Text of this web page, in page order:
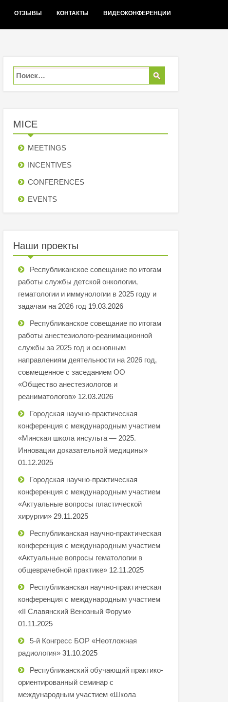
ОТЗЫВЫ КОНТАКТЫ ВИДЕОКОНФЕРЕНЦИИ
MICE
MEETINGS
INCENTIVES
СONFERENCES
EVENTS
Наши проекты
Республиканское совещание по итогам
работы службы детской онкологии,
гематологии и иммунологии в 2025 году и
задачам на 2026 год 19.03.2026
Республиканское совещание по итогам
работы анестезиолого-реанимационной
службы за 2025 год и основным
направлениям деятельности на 2026 год,
совмещенное с заседанием ОО
«Общество анестезиологов и
реаниматологов» 12.03.2026
Городская научно-практическая
конференция с международным участием
«Минская школа инсульта — 2025.
Инновации доказательной медицины»
01.12.2025
Городская научно-практическая
конференция с международным участием
«Актуальные вопросы пластической
хирургии» 29.11.2025
Республиканская научно-практическая
конференция с международным участием
«Актуальные вопросы гематологии в
общеврачебной практике» 12.11.2025
Республиканская научно-практическая
конференция с международным участием
«II Славянский Венозный Форум»
01.11.2025
5-й Конгресс БОР «Неотложная
радиология» 31.10.2025
Республиканский обучающий практико-
ориентированный семинар с
международным участием «Школа